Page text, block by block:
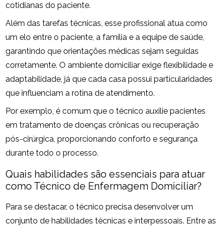
cotidianas do paciente.
Além das tarefas técnicas, esse profissional atua como
um elo entre o paciente, a família e a equipe de saúde,
garantindo que orientações médicas sejam seguidas
corretamente. O ambiente domiciliar exige flexibilidade e
adaptabilidade, já que cada casa possui particularidades
que influenciam a rotina de atendimento.
Por exemplo, é comum que o técnico auxilie pacientes
em tratamento de doenças crônicas ou recuperação
pós-cirúrgica, proporcionando conforto e segurança
durante todo o processo.
Quais habilidades são essenciais para atuar
como Técnico de Enfermagem Domiciliar?
Para se destacar, o técnico precisa desenvolver um
conjunto de habilidades técnicas e interpessoais. Entre as